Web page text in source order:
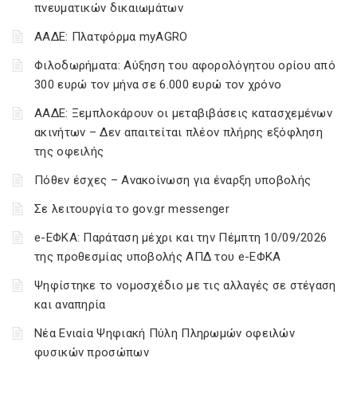
πνευματικών δικαιωμάτων
ΑΑΔΕ: Πλατφόρμα myAGRO
Φιλοδωρήματα: Αύξηση του αφορολόγητου ορίου από
300 ευρώ τον μήνα σε 6.000 ευρώ τον χρόνο
ΑΑΔΕ: Ξεμπλοκάρουν οι μεταβιβάσεις κατασχεμένων
ακινήτων – Δεν απαιτείται πλέον πλήρης εξόφληση
της οφειλής
Πόθεν έσχες – Ανακοίνωση για έναρξη υποβολής
Σε λειτουργία το gov.gr messenger
e-ΕΦΚΑ: Παράταση μέχρι και την Πέμπτη 10/09/2026
της προθεσμίας υποβολής ΑΠΔ του e-ΕΦΚΑ
Ψηφίστηκε το νομοσχέδιο με τις αλλαγές σε στέγαση
και αναπηρία
Νέα Ενιαία Ψηφιακή Πύλη Πληρωμών οφειλών
φυσικών προσώπων